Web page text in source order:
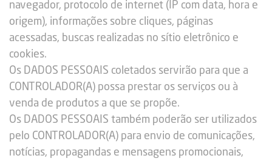
navegador, protocolo de internet (IP com data, hora e
origem), informações sobre cliques, páginas
acessadas, buscas realizadas no sítio eletrônico e
cookies.
Os DADOS PESSOAIS coletados servirão para que a
CONTROLADOR(A) possa prestar os serviços ou à
venda de produtos a que se propõe.
Os DADOS PESSOAIS também poderão ser utilizados
pelo CONTROLADOR(A) para envio de comunicações,
notícias, propagandas e mensagens promocionais,